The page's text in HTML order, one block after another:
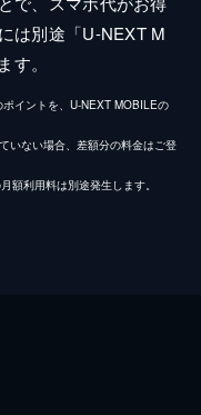
は別途「U-NEXT M
。
イントを、U-NEXT MOBILEの
いない場合、差額分の料金はご登
額利用料は別途発生します。